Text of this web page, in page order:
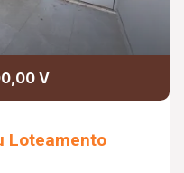
V
Loteamento